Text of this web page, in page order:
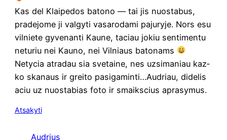
Kas del Klai­pe­dos bato­no — tai jis nuo­sta­bus,
pra­de­jo­me ji val­gy­ti vasa­ro­da­mi paju­ry­je. Nors esu
vil­nie­te gyve­nan­ti Kau­ne, taciau jokiu sen­ti­men­tu
netu­riu nei Kau­no, nei Vil­niaus batonams
Nety­cia atra­dau sia sve­tai­ne, nes uzsi­ma­niau kaz­
ko ska­naus ir grei­to pasigaminti…Audriau, dide­lis
aciu uz nuo­sta­bias foto ir smaiks­cius aprasymus.
Atsakyti
Audrius